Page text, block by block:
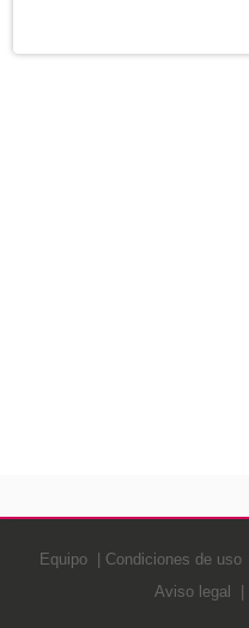
Equipo Condiciones de uso
Aviso legal